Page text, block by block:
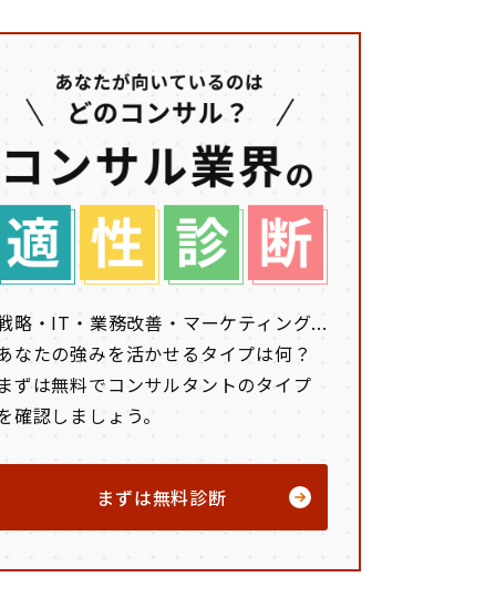
略・IT・業務改善・マーケティング...
なたの強みを活かせるタイプは何？
ずは無料でコンサルタントのタイプ
確認しましょう。
まずは無料診断